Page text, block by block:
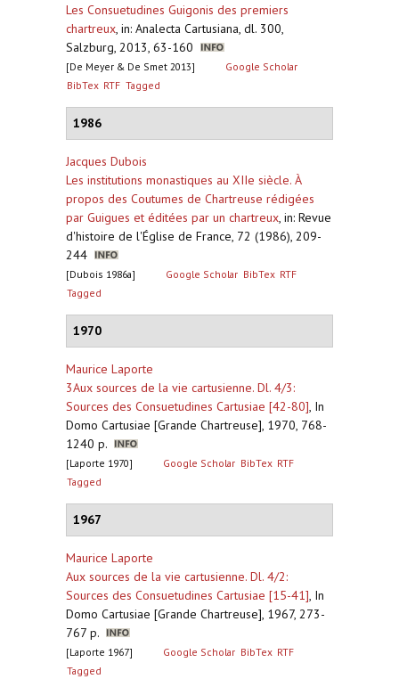
Les Consuetudines Guigonis des premiers
chartreux, in: Analecta Cartusiana, dl. 300,
Salzburg, 2013, 63-160
[De Meyer & De Smet 2013]
Google Scholar
BibTex RTF Tagged
1986
Jacques Dubois
Les institutions monastiques au XIIe siècle. À
propos des Coutumes de Chartreuse rédigées
par Guigues et éditées par un chartreux, in: Revue
d'histoire de l'Église de France, 72 (1986), 209-
244
[Dubois 1986a] Google Scholar BibTex RTF
Tagged
1970
Maurice Laporte
3Aux sources de la vie cartusienne. Dl. 4/3:
Sources des Consuetudines Cartusiae [42-80], In
Domo Cartusiae [Grande Chartreuse], 1970, 768-
1240 p.
[Laporte 1970] Google Scholar BibTex RTF
Tagged
1967
Maurice Laporte
Aux sources de la vie cartusienne. Dl. 4/2:
Sources des Consuetudines Cartusiae [15-41], In
Domo Cartusiae [Grande Chartreuse], 1967, 273-
767 p.
[Laporte 1967] Google Scholar BibTex RTF
Tagged